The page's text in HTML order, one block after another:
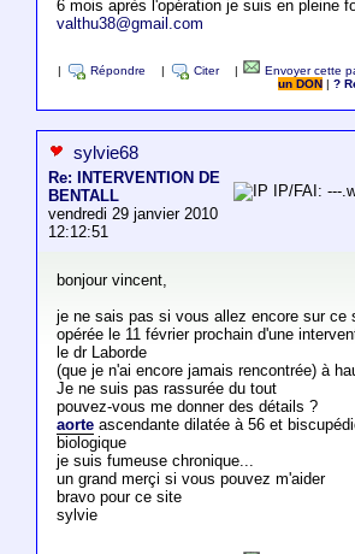
6 mois après l'opération je suis en pleine
valthu38@gmail.com
Répondre Citer Envoyer cette
un DON
|?
sylvie68
Re: INTERVENTION DE
BENTALL
vendredi 29 janvier 2010
12:12:51
IP/FAI: ---
bonjour vincent,
je ne sais pas si vous allez encore sur ce
opérée le 11 février prochain d'une
le dr Laborde
(que je n'ai encore jamais rencontrée) à
Je ne suis pas rassurée du tout
pouvez-vous me donner des détails ?
aorteascendante dilatée à 56 et
biologique
je suis fumeuse chronique...
un grand merçi si vous pouvez m'aider
bravo pour ce site
sylvie